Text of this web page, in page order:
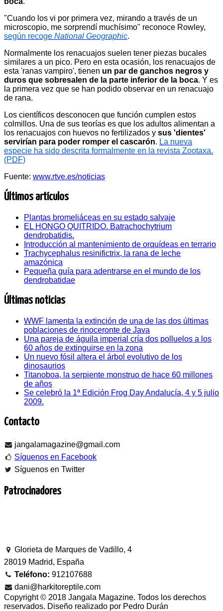
"Cuando los vi por primera vez, mirando a través de un
microscopio, me sorprendí muchísimo" reconoce Rowley,
según recoge National Geographic.
Normalmente los renacuajos suelen tener piezas bucales
similares a un pico. Pero en esta ocasión, los renacuajos de
esta 'ranas vampiro', tienen un par de ganchos negros y
duros que sobresalen de la parte inferior de la boca. Y es
la primera vez que se han podido observar en un renacuajo
de rana.
Los científicos desconocen que función cumplen estos
colmillos. Una de sus teorías es que los adultos alimentan a
los renacuajos con huevos no fertilizados y sus 'dientes'
servirían para poder romper el cascarón. La nueva
especie ha sido descrita formalmente en la revista Zootaxa.
(PDF)
Fuente: www.rtve.es/noticias
Últimos artículos
Plantas bromeliáceas en su estado salvaje
EL HONGO QUITRIDO. Batrachochytrium
dendrobatidis.
Introducción al mantenimiento de orquídeas en terrario
Trachycephalus resinifictrix, la rana de leche
amazónica
Pequeña guía para adentrarse en el mundo de los
dendrobatidae
Últimas noticias
WWF lamenta la extinción de una de las dos últimas
poblaciones de rinoceronte de Java
Una pareja de águila imperial cría dos polluelos a los
60 años de extinguirse en la zona
Un nuevo fósil altera el árbol evolutivo de los
dinosaurios
Titanoboa, la serpiente monstruo de hace 60 millones
de años
Se celebró la 1ª Edición Frog Day Andalucía, 4 y 5 julio
2009.
Contacto
jangalamagazine@gmail.com
Síguenos en Facebook
Síguenos en Twitter
Patrocinadores
Glorieta de Marques de Vadillo, 4
28019 Madrid, España
Teléfono: 912107688
dani@harkitoreptile.com
Copyright © 2018 Jangala Magazine. Todos los derechos
reservados. Diseño realizado por Pedro Durán